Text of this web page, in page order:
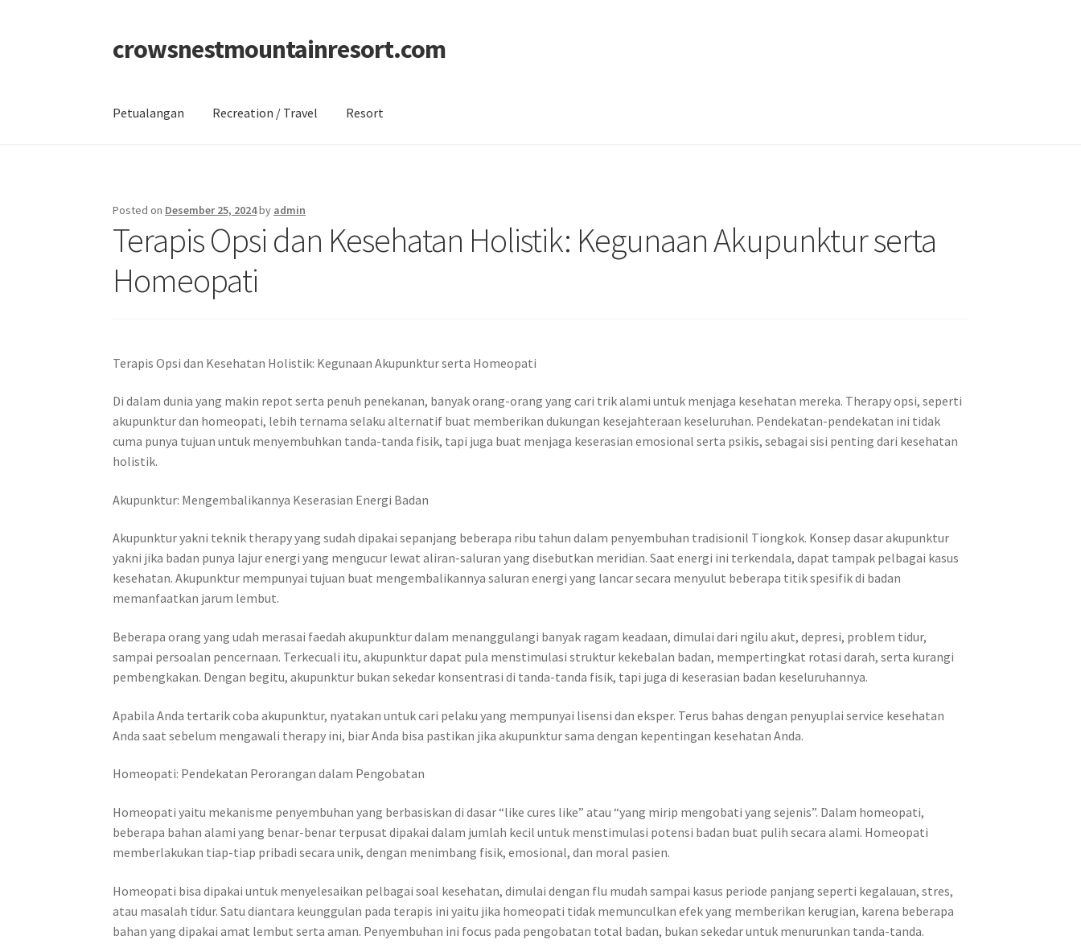
Skip
to
Skip
to
crowsnestmountainresort.com
Petualangan Recreation / Travel Resort
Posted on Desember 25, 2024by admin
Terapis Opsi dan Kesehatan Holistik: Kegunaan Akupunktur serta
Homeopati
Terapis Opsi dan Kesehatan Holistik: Kegunaan Akupunktur serta Homeopati
Di dalam dunia yang makin repot serta penuh penekanan, banyak orang-orang yang cari trik alami untuk menjaga kesehatan mereka. Therapy opsi, seperti
akupunktur dan homeopati, lebih ternama selaku alternatif buat memberikan dukungan kesejahteraan keseluruhan. Pendekatan-pendekatan ini tidak
cuma punya tujuan untuk menyembuhkan tanda-tanda fisik, tapi juga buat menjaga keserasian emosional serta psikis, sebagai sisi penting dari kesehatan
holistik.
Akupunktur: Mengembalikannya Keserasian Energi Badan
Akupunktur yakni teknik therapy yang sudah dipakai sepanjang beberapa ribu tahun dalam penyembuhan tradisionil Tiongkok. Konsep dasar akupunktur
yakni jika badan punya lajur energi yang mengucur lewat aliran-saluran yang disebutkan meridian. Saat energi ini terkendala, dapat tampak pelbagai kasus
kesehatan. Akupunktur mempunyai tujuan buat mengembalikannya saluran energi yang lancar secara menyulut beberapa titik spesifik di badan
memanfaatkan jarum lembut.
Beberapa orang yang udah merasai faedah akupunktur dalam menanggulangi banyak ragam keadaan, dimulai dari ngilu akut, depresi, problem tidur,
sampai persoalan pencernaan. Terkecuali itu, akupunktur dapat pula menstimulasi struktur kekebalan badan, mempertingkat rotasi darah, serta kurangi
pembengkakan. Dengan begitu, akupunktur bukan sekedar konsentrasi di tanda-tanda fisik, tapi juga di keserasian badan keseluruhannya.
Apabila Anda tertarik coba akupunktur, nyatakan untuk cari pelaku yang mempunyai lisensi dan eksper. Terus bahas dengan penyuplai service kesehatan
Anda saat sebelum mengawali therapy ini, biar Anda bisa pastikan jika akupunktur sama dengan kepentingan kesehatan Anda.
Homeopati: Pendekatan Perorangan dalam Pengobatan
Homeopati yaitu mekanisme penyembuhan yang berbasiskan di dasar “like cures like” atau “yang mirip mengobati yang sejenis”. Dalam homeopati,
beberapa bahan alami yang benar-benar terpusat dipakai dalam jumlah kecil untuk menstimulasi potensi badan buat pulih secara alami. Homeopati
memberlakukan tiap-tiap pribadi secara unik, dengan menimbang fisik, emosional, dan moral pasien.
Homeopati bisa dipakai untuk menyelesaikan pelbagai soal kesehatan, dimulai dengan flu mudah sampai kasus periode panjang seperti kegalauan, stres,
atau masalah tidur. Satu diantara keunggulan pada terapis ini yaitu jika homeopati tidak memunculkan efek yang memberikan kerugian, karena beberapa
bahan yang dipakai amat lembut serta aman. Penyembuhan ini focus pada pengobatan total badan, bukan sekedar untuk menurunkan tanda-tanda.